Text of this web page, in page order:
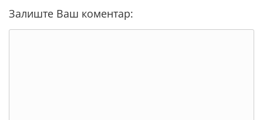
Залиште Ваш коментар: